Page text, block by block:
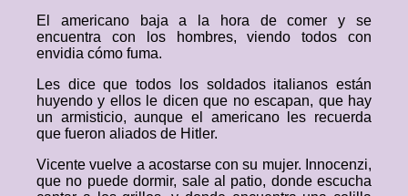
El americano baja a la hora de comer y se
encuentra con los hombres, viendo todos con
envidia cómo fuma.
Les dice que todos los soldados italianos están
huyendo y ellos le dicen que no escapan, que hay
un armisticio, aunque el americano les recuerda
que fueron aliados de Hitler.
Vicente vuelve a acostarse con su mujer. Innocenzi,
que no puede dormir, sale al patio, donde escucha